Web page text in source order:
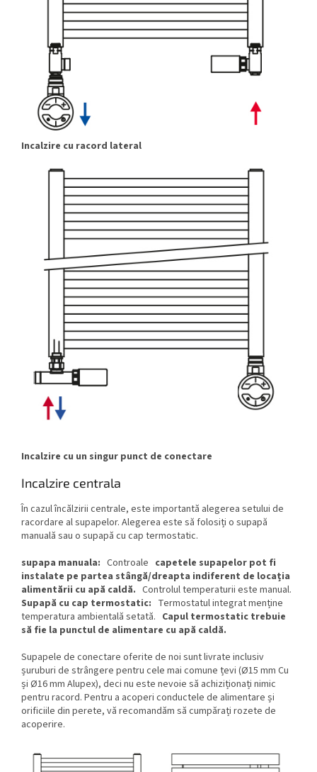
Incalzire cu racord lateral
Incalzire cu un singur punct de conectare
Incalzire centrala
În cazul încălzirii centrale, este importantă alegerea setului de
racordare al supapelor. Alegerea este să folosiți o supapă
manuală sau o supapă cu cap termostatic.
supapa manuala: Controale capetele supapelor pot fi
instalate pe partea stângă/dreapta indiferent de locația
alimentării cu apă caldă. Controlul temperaturii este manual.
Supapă cu cap termostatic: Termostatul integrat menține
temperatura ambientală setată. Capul termostatic trebuie
să fie la punctul de alimentare cu apă caldă.
Supapele de conectare oferite de noi sunt livrate inclusiv
șuruburi de strângere pentru cele mai comune țevi (Ø15 mm Cu
și Ø16 mm Alupex), deci nu este nevoie să achiziționați nimic
pentru racord. Pentru a acoperi conductele de alimentare și
orificiile din perete, vă recomandăm să cumpărați rozete de
acoperire.